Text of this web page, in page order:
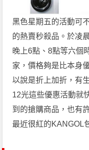
黑色星期五的活動可
的熱賣秒殺品。於凌
晚上6點、8點等六個
家，價格夠是比本身
以說是折上加折，有
12光這些優惠活動就
到的搶購商品，也有
最近很紅的KANGOL